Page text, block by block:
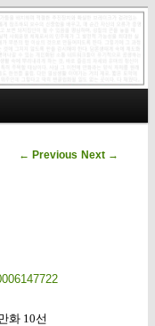
Post navigation
← Previous Next →
화 10선